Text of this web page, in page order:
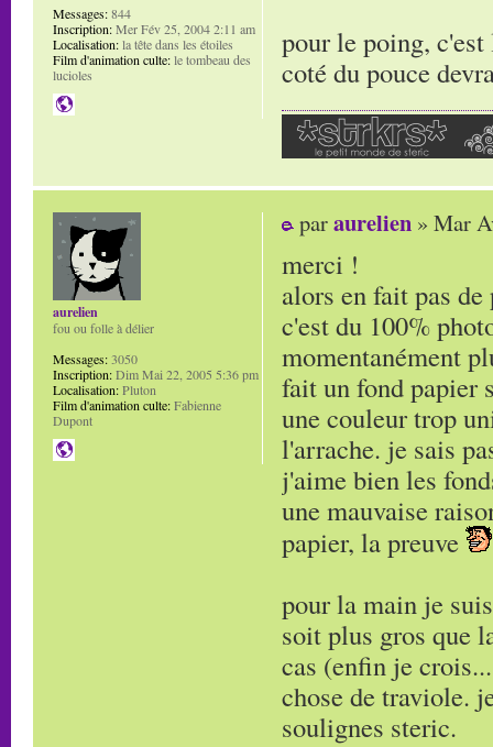
pour le poing,
coté du pouce
Messages:844
Inscription:Mer Fév 25, 2004 2:11 am
Localisation:la tête dans les étoiles
Film d'animation culte:le tombeau des
lucioles
paraurelien » Mar
merci !
alors en fait pas
c'est du 100%
momentanément
fait un fond papier
une couleur trop
l'arrache. je sais
j'aime bien les
une mauvaise
papier, la preuve
pour la main je
soit plus gros que
cas (enfin je
chose de traviole.
soulignes steric.
aurelien
fou ou folle à délier
Messages:3050
Inscription:Dim Mai 22, 2005 5:36 pm
Localisation:Pluton
Film d'animation culte:Fabienne
Dupont